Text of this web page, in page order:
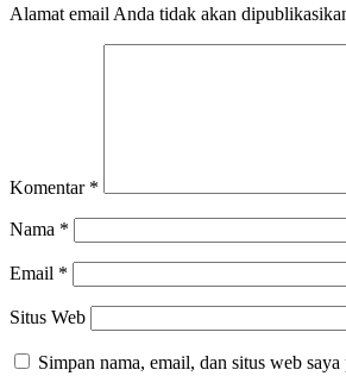
Alamat email Anda tidak akan
Komentar *
Nama *
Email *
Situs Web
Simpan nama, email, dan situs web